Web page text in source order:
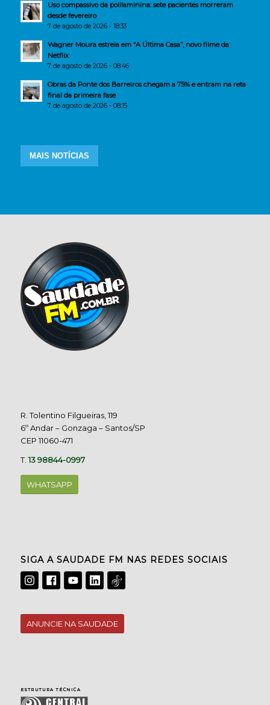
Uso compassivo da polilaminina: sete pacientes morreram
desde fevereiro
7 de agosto de 2026 - 18:33
Wagner Moura estreia em “A Última Casa”, novo filme da
Netflix
7 de agosto de 2026 - 08:46
Obras da Ponte dos Barreiros chegam a 75% e entram na reta
final da primeira fase
7 de agosto de 2026 - 08:15
MAIS NOTÍCIAS
R. Tolentino Filgueiras, 119
6º Andar – Gonzaga – Santos/SP
CEP 11060-471
T.13 98844-0997
WHATSAPP
SIGA A SAUDADE FM NAS REDES SOCIAIS
ANUNCIE NA SAUDADE